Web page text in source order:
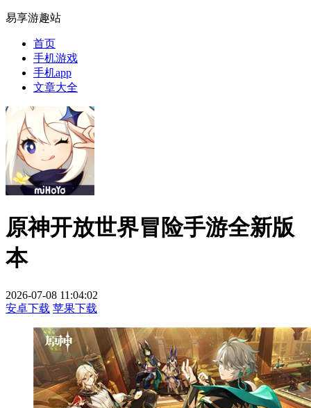
易享游趣站
首页
手机游戏
手机app
文章大全
原神开放世界冒险手游全新版
本
2026-07-08 11:04:02
安卓下载 苹果下载